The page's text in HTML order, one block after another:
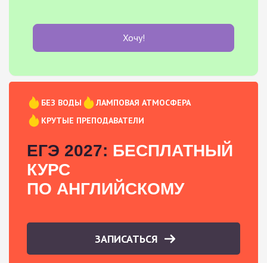
Хочу!
БЕЗ ВОДЫ
ЛАМПОВАЯ АТМОСФЕРА
КРУТЫЕ ПРЕПОДАВАТЕЛИ
ЕГЭ 2027: БЕСПЛАТНЫЙ
КУРС
ПО АНГЛИЙСКОМУ
ЗАПИСАТЬСЯ